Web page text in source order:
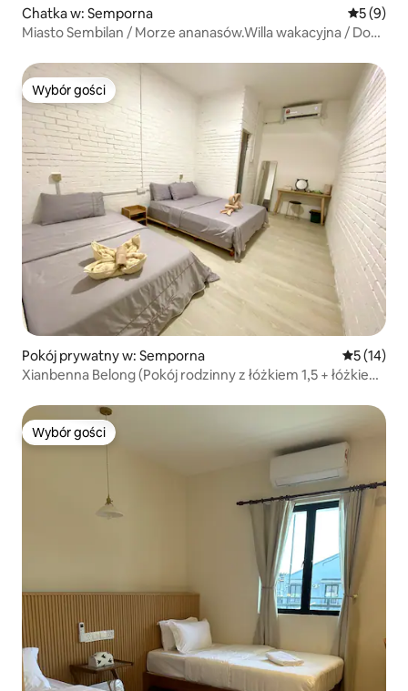
Chatka w: Semporna Średnia
5 (9)
Miasto Sembilan / Morze ananasów.Willa wakacyjna / Dom
Wybór gości
Wybór gości
Pokój prywatny w: Semporna Średnia
5 (14)
Xianbenna Belong (Pokój rodzinny z łóżkiem 1,5 + łóżkiem
Wybór gości
Wybór gości